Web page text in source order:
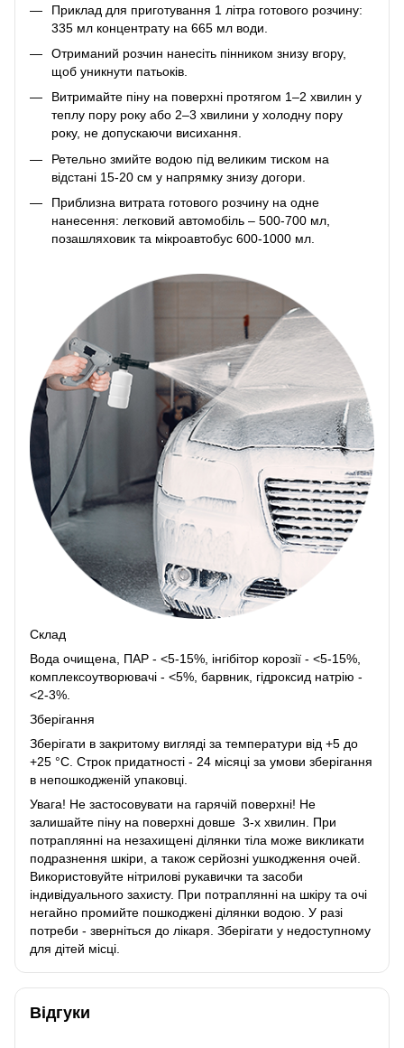
Приклад для приготування 1 літра готового розчину:
335 мл концентрату на 665 мл води.
Отриманий розчин нанесіть пінником знизу вгору,
щоб уникнути патьоків.
Витримайте піну на поверхні протягом 1–2 хвилин у
теплу пору року або 2–3 хвилини у холодну пору
року, не допускаючи висихання.
Ретельно змийте водою під великим тиском на
відстані 15-20 см у напрямку знизу догори.
Приблизна витрата готового розчину на одне
нанесення: легковий автомобіль – 500-700 мл,
позашляховик та мікроавтобус 600-1000 мл.
Склад
Вода очищена, ПАР - <5-15%, інгібітор корозії - <5-15%,
комплексоутворювачі - <5%, барвник, гідроксид натрію -
<2-3%.
Зберігання
Зберігати в закритому вигляді за температури від +5 до
+25 °С. Строк придатності - 24 місяці за умови зберігання
в непошкодженій упаковці.
Увага! Не застосовувати на гарячій поверхні! Не
залишайте піну на поверхні довше 3-х хвилин. При
потраплянні на незахищені ділянки тіла може викликати
подразнення шкіри, а також серйозні ушкодження очей.
Використовуйте нітрилові рукавички та засоби
індивідуального захисту. При потраплянні на шкіру та очі
негайно промийте пошкоджені ділянки водою. У разі
потреби - зверніться до лікаря. Зберігати у недоступному
для дітей місці.
Відгуки